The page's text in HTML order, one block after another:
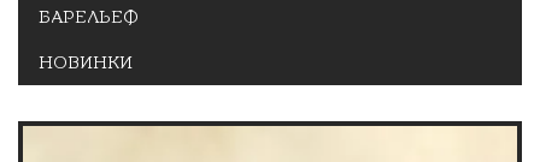
БАРЕЛЬЕФ
НОВИНКИ